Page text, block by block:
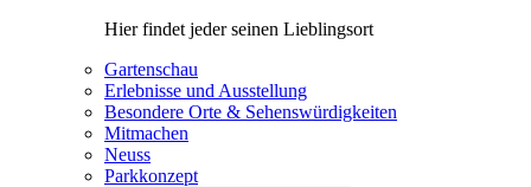
Hier findet jeder seinen Lieblingsort
Gartenschau
Erlebnisse und Ausstellung
Besondere Orte & Sehenswürdigkeiten
Mitmachen
Neuss
Parkkonzept